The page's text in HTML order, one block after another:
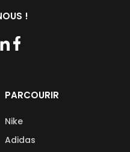
reconditionnées et
!
PARCOURIR
Nike
Adidas